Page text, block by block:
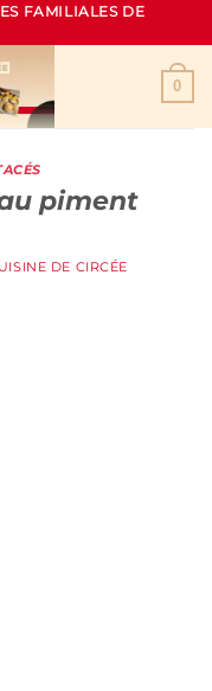
FAMILIALES DE
0
piment
DE CIRCÉE